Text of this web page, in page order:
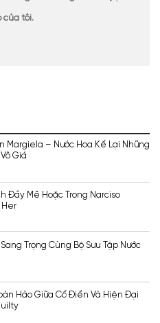
của tôi.
Margiela – Nước Hoa Kể Lại Những
Giá
Đầy Mê Hoặc Trong Narciso
Her
Sang Trọng Cùng Bộ Sưu Tập Nước
Hảo Giữa Cổ Điển Và Hiện Đại